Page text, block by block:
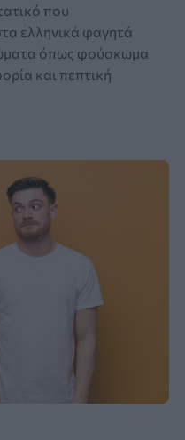
που
ελληνικά φαγητά
όπως φούσκωμα
και πεπτική